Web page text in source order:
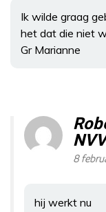
Ik wilde graag
het dat die niet
Gr Marianne
8
hij werkt nu